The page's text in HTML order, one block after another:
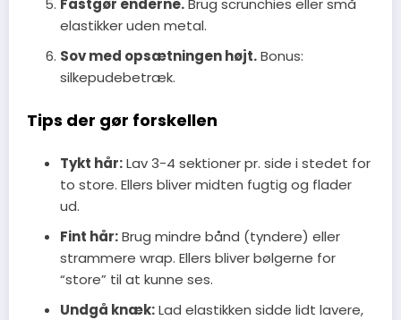
Fastgør enderne.Brug scrunchies eller små
elastikker uden metal.
Sov med opsætningen højt.Bonus:
silkepudebetræk.
Tips der gør forskellen
Tykt hår:Lav 3-4 sektioner pr. side i stedet for
to store. Ellers bliver midten fugtig og flader
ud.
Fint hår:Brug mindre bånd (tyndere) eller
strammere wrap. Ellers bliver bølgerne for
“store” til at kunne ses.
Undgå knæk:Lad elastikken sidde lidt lavere,